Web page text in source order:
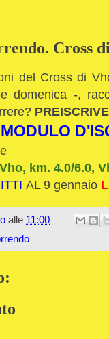
Cross
del Cross di
domenica -,
MODULO
km. 4.0/6.0,
AL 9 gennaio
alle 11:00